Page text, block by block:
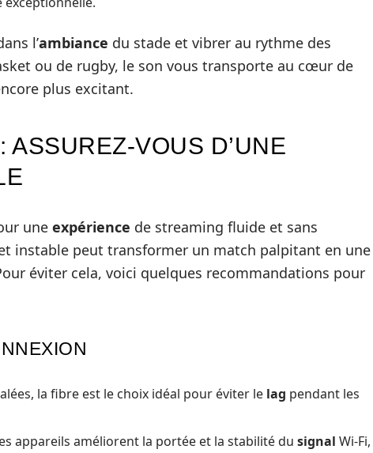
l’ambiance du stade et vibrer au rythme des
ou de rugby, le son vous transporte au cœur de
plus excitant.
ASSUREZ-VOUS D’UNE
une expérience de streaming fluide et sans
instable peut transformer un match palpitant en une
éviter cela, voici quelques recommandations pour
la fibre est le choix idéal pour éviter le lag pendant les
appareils améliorent la portée et la stabilité du signal Wi-Fi,